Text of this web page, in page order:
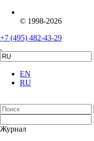
© 1998-2026
+7 (495) 482-43-29
EN
RU
Журнал